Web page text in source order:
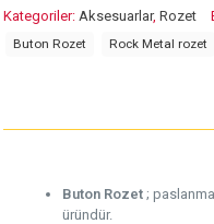
adet
Kategoriler: Aksesuarlar, Rozet
Buton Rozet
Rock Metal rozet
Buton Rozet ;
üründür.